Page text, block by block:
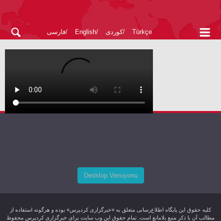
فارسی English کوردی Türkçe
Desktop Versiyonu
کليه حقوق اين پایگاه اطلاع‌رسانی متعلق به «خبرگزاری کردپرس» بوده و هرگونه استفاده از
مطالب آن با ذکر منبع بلامانع است. تمام حقوق این وب سایت برای خبرگزاری کردپرس محفوظ